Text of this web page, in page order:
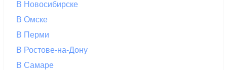
В Новосибирске
В Омске
В Перми
В Ростове-на-Дону
В Самаре